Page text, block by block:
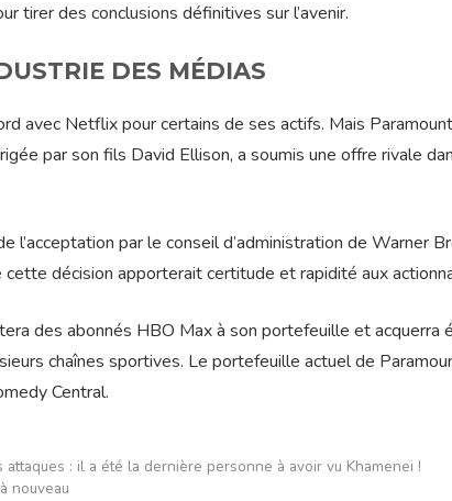
tirer des conclusions définitives sur l’avenir.
DES MÉDIAS
avec Netflix pour certains de ses actifs. Mais
par son fils David Ellison, a soumis une offre rivale
l’acceptation par le conseil d’administration de Warner
décision apporterait certitude et rapidité aux
des abonnés HBO Max à son portefeuille et acquerra
chaînes sportives. Le portefeuille actuel de
Central.
: il a été la dernière personne à avoir vu Khamenei !
nouveau